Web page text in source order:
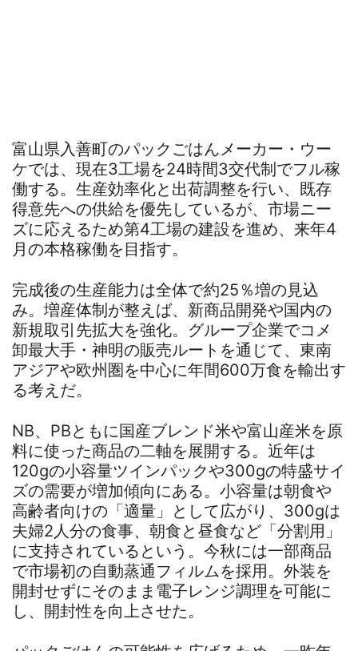
富山県入善町のパックごはんメーカー・ウー
ケでは、現在3工場を24時間3交代制でフル稼
働する。生産効率化と出荷調整を行い、既存
得意先への供給を優先しているが、市場ニー
ズに応えるため第4工場の建設を進め、来年4
月の本格稼働を目指す。
完成後の生産能力は全体で約25％増の見込
み。増産体制が整えば、新商品開発や国内の
新規取引先拡大を強化。グループ企業でコメ
卸最大手・神明の販売ルートを通じて、東南
アジアや欧州圏を中心に年間600万食を輸出す
る考えだ。
NB、PBともに国産ブレンド米や富山産米を原
料に使った商品の二軸を展開する。近年は
120gの小容量ツインパックや300gの特盛サイ
ズの需要が増加傾向にある。小容量は朝食や
高齢者向けの「適量」として広がり、300gは
夫婦2人分の食事、朝食と昼食など「分割用」
に支持されているという。今秋には一部商品
で市場初の自動蒸通フィルムを採用。外装を
開封せずにそのまま電子レンジ調理を可能に
し、開封性を向上させた。